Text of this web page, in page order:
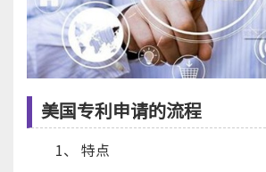
美国专利申请的流程
1、 特点